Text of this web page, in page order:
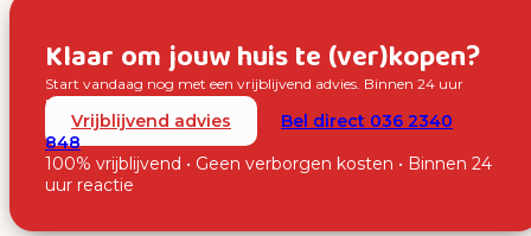
Klaar om jouw huis te (ver)kopen?
Start vandaag nog met een vrijblijvend advies. Binnen 24 uur
nemen wij contact met je op.
Vrijblijvend advies
Bel direct 036 2340
848
100% vrijblijvend • Geen verborgen kosten • Binnen 24
uur reactie